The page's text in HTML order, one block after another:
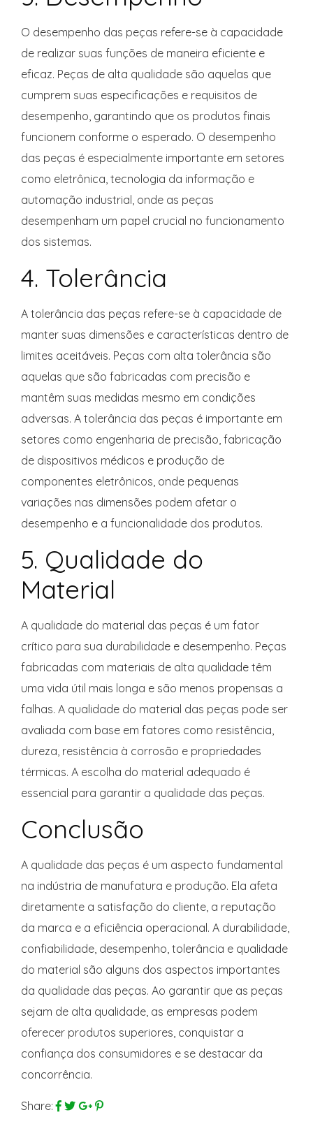
O desempenho das peças refere-se à capacidade
de realizar suas funções de maneira eficiente e
eficaz. Peças de alta qualidade são aquelas que
cumprem suas especificações e requisitos de
desempenho, garantindo que os produtos finais
funcionem conforme o esperado. O desempenho
das peças é especialmente importante em setores
como eletrônica, tecnologia da informação e
automação industrial, onde as peças
desempenham um papel crucial no funcionamento
dos sistemas.
4. Tolerância
A tolerância das peças refere-se à capacidade de
manter suas dimensões e características dentro de
limites aceitáveis. Peças com alta tolerância são
aquelas que são fabricadas com precisão e
mantêm suas medidas mesmo em condições
adversas. A tolerância das peças é importante em
setores como engenharia de precisão, fabricação
de dispositivos médicos e produção de
componentes eletrônicos, onde pequenas
variações nas dimensões podem afetar o
desempenho e a funcionalidade dos produtos.
5. Qualidade do
Material
A qualidade do material das peças é um fator
crítico para sua durabilidade e desempenho. Peças
fabricadas com materiais de alta qualidade têm
uma vida útil mais longa e são menos propensas a
falhas. A qualidade do material das peças pode ser
avaliada com base em fatores como resistência,
dureza, resistência à corrosão e propriedades
térmicas. A escolha do material adequado é
essencial para garantir a qualidade das peças.
Conclusão
A qualidade das peças é um aspecto fundamental
na indústria de manufatura e produção. Ela afeta
diretamente a satisfação do cliente, a reputação
da marca e a eficiência operacional. A durabilidade,
confiabilidade, desempenho, tolerância e qualidade
do material são alguns dos aspectos importantes
da qualidade das peças. Ao garantir que as peças
sejam de alta qualidade, as empresas podem
oferecer produtos superiores, conquistar a
confiança dos consumidores e se destacar da
concorrência.
Share: